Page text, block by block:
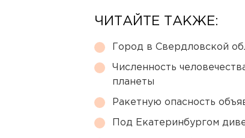
ЧИТАЙТЕ ТАКЖЕ:
Город в Свердловской
Численность
планеты
Ракетную опасность
Под Екатеринбургом